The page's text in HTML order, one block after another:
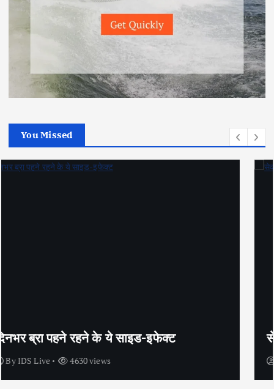
You Missed
सेक्स के अलावा भी कंडोम का उपयोग है?
ByIDS Live